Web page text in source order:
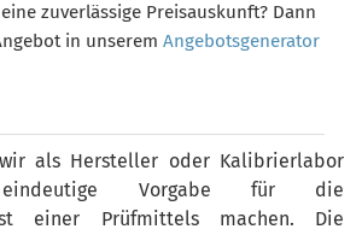
zuverlässige Preisauskunft? Dann
in unserem Angebotsgenerator
als Hersteller oder Kalibrierlabor
Vorgabe für die
einer Prüfmittels machen. Die